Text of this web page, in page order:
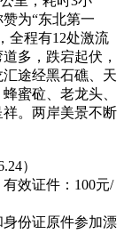
为“东北第一
全程有12处激流
多，跌宕起伏，
途经黑石礁、天
蜜砬、老龙头、
。两岸美景不断
）
效证件：100元/
份证原件参加漂